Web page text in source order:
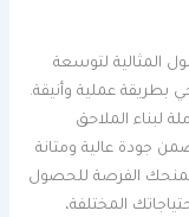
المثالية لتوسعة
بطريقة عملية وأنيقة.
لبناء الملاحق
جودة عالية ومتانة
يمنحك الفرصة للحصول
المختلفة،